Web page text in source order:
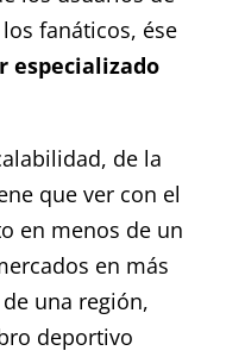
fanáticos, ése
especializado
de la
que ver con el
en menos de un
en más
una región,
deportivo